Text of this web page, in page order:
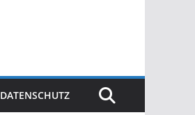
DATENSCHUTZ